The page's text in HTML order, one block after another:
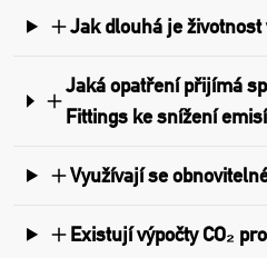
Jak dlouhá je životnost
Jaká opatření přijímá
Fittings ke snížení emisí
Využívají se
Existují výpočty CO₂